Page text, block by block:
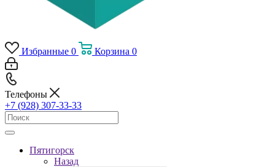
Избранные 0 Корзина 0
Телефоны
+7 (928) 307-33-33
Пятигорск
Назад